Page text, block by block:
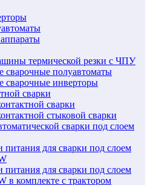
термической резки с ЧПУ
сварочные полуавтоматы
сварочные инверторы
сварки
сварки
стыковой сварки
сварки под слоем
питания для сварки под слоем
питания для сварки под слоем
в комплекте с трактором